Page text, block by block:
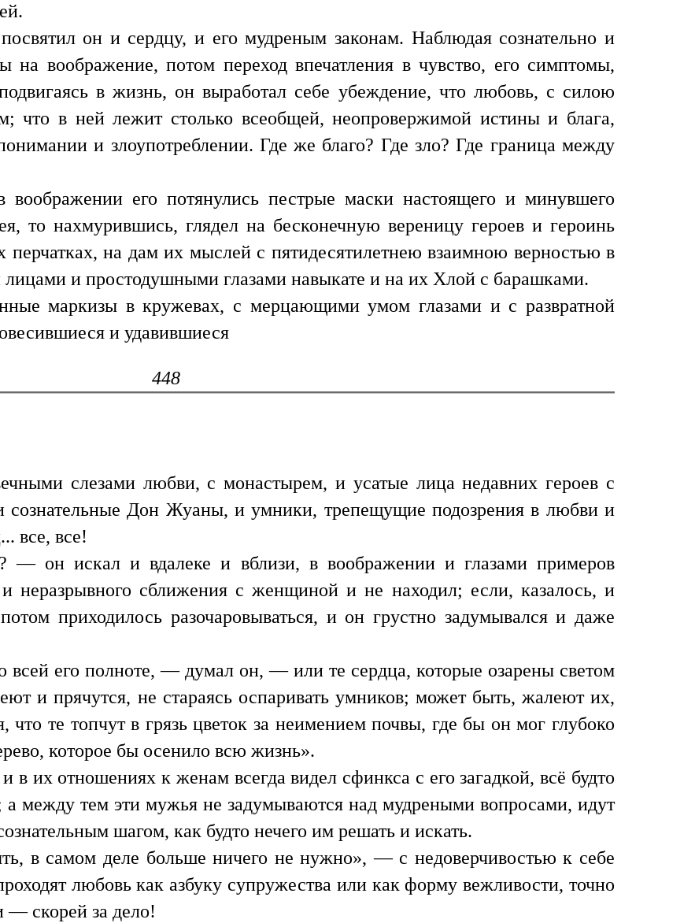
он и сердцу, и его мудреным законам. Наблюдая сознательно и
на воображение, потом переход впечатления в чувство, его симптомы,
в жизнь, он выработал себе убеждение, что любовь, с силою
что в ней лежит столько всеобщей, неопровержимой истины и блага,
и злоупотреблении. Где же благо? Где зло? Где граница между
его потянулись пестрые маски настоящего и минувшего
то нахмурившись, глядел на бесконечную вереницу героев и героинь
на дам их мыслей с пятидесятилетнею взаимною верностью в
и простодушными глазами навыкате и на их Хлой с барашками.
маркизы в кружевах, с мерцающими умом глазами и с развратной
и удавившиеся
448
слезами любви, с монастырем, и усатые лица недавних героев с
сознательные Дон Жуаны, и умники, трепещущие подозрения в любви и
все, все!
— он искал и вдалеке и вблизи, в воображении и глазами примеров
и неразрывного сближения с женщиной и не находил; если, казалось, и
приходилось разочаровываться, и он грустно задумывался и даже
всей его полноте, — думал он, — или те сердца, которые озарены светом
и прячутся, не стараясь оспаривать умников; может быть, жалеют их,
те топчут в грязь цветок за неимением почвы, где бы он мог глубоко
которое бы осенило всю жизнь».
в их отношениях к женам всегда видел сфинкса с его загадкой, всё будто
а между тем эти мужья не задумываются над мудреными вопросами, идут
шагом, как будто нечего им решать и искать.
в самом деле больше ничего не нужно», — с недоверчивостью к себе
любовь как азбуку супружества или как форму вежливости, точно
— скорей за дело!